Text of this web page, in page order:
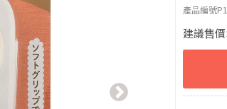
產品編號
建議售價